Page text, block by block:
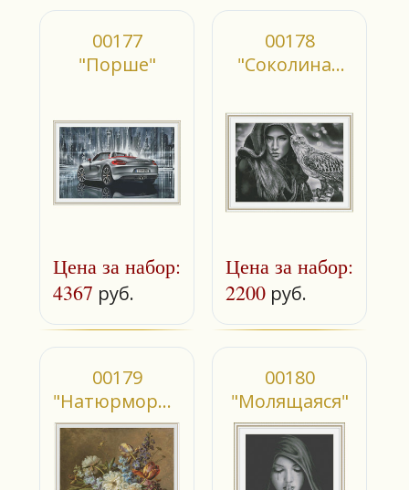
00177
"Порше"
Цена за набор:
4367 руб.
00178
"Соколиная
Цена за набор:
2200 руб.
00179
"Натюрморт с
цветами в
алебастровой
вазе"
00180
"Молящаяся"